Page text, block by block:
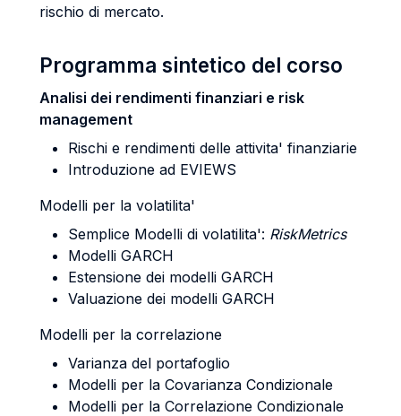
rischio di mercato.
Programma sintetico del corso
Analisi dei rendimenti finanziari e risk
management
Rischi e rendimenti delle attivita' finanziarie
Introduzione ad EVIEWS
Modelli per la volatilita'
Semplice Modelli di volatilita': RiskMetrics
Modelli GARCH
Estensione dei modelli GARCH
Valuazione dei modelli GARCH
Modelli per la correlazione
Varianza del portafoglio
Modelli per la Covarianza Condizionale
Modelli per la Correlazione Condizionale